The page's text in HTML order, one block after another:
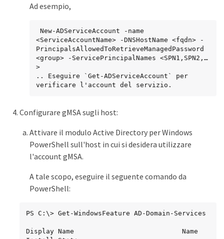
Ad esempio,
<ServiceAccountName> -DNSHostName <fqdn> -
PrincipalsAllowedToRetrieveManagedPassword
<group> -ServicePrincipalNames <SPN1,SPN2,…
>
.. Eseguire `Get-ADServiceAccount` per
verificare l'account del servizio.
Configurare gMSA sugli host:
Attivare il modulo Active Directory per Windows
PowerShell sull'host in cui si desidera utilizzare
l'account gMSA.
A tale scopo, eseguire il seguente comando da
PowerShell:
PS C:\> Get-WindowsFeature AD-Domain-Services
Display Name                           Name